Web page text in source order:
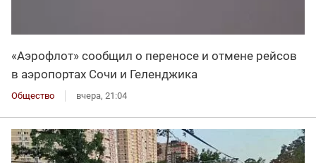
«Аэрофлот» сообщил о переносе и отмене рейсов
в аэропортах Сочи и Геленджика
Общество вчера, 21:04